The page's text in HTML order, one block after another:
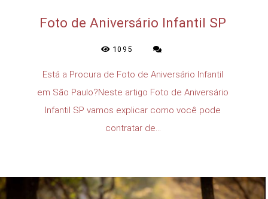
Foto de Aniversário Infantil SP
1095
Está a Procura de Foto de Aniversário Infantil
em São Paulo?Neste artigo Foto de Aniversário
Infantil SP vamos explicar como você pode
contratar de...